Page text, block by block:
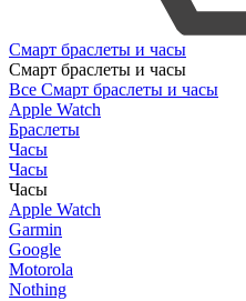
Смарт браслеты и часы
Смарт браслеты и часы
Все Смарт браслеты и часы
Apple Watch
Браслеты
Часы
Часы
Часы
Apple Watch
Garmin
Google
Motorola
Nothing